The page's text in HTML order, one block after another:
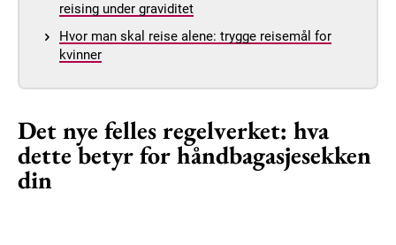
reising under graviditet
Hvor man skal reise alene: trygge reisemål for
kvinner
Det nye felles regelverket: hva
dette betyr for håndbagasjesekken
din